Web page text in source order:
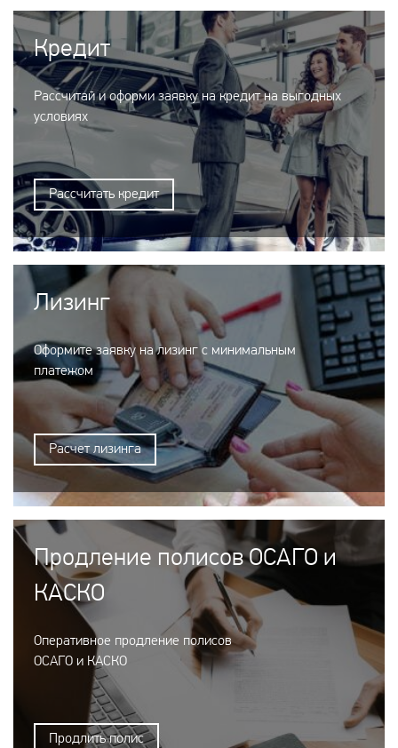
Кредит
Рассчитай и оформи заявку на кредит на выгодных
условиях
Рассчитать кредит
Лизинг
Оформите заявку на лизинг с минимальным
платежом
Расчет лизинга
Продление полисов ОСАГО и
КАСКО
Оперативное продление полисов
ОСАГО и КАСКО
Продлить полис